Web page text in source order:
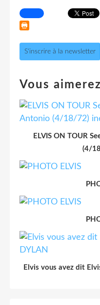
S'inscrire à la newsletter
Vous
ELVIS ON TOUR
(4/
Elvis vous avez dit